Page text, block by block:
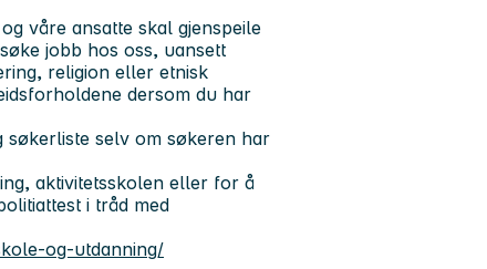
våre ansatte skal gjenspeile
jobb hos oss, uansett
religion eller etnisk
dersom du har
selv om søkeren har
aktivitetsskolen eller for å
i tråd med
og-utdanning/